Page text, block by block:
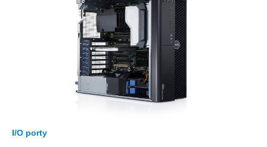
I/O porty